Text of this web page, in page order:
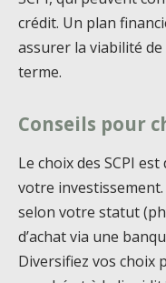
crédit. Un plan
assurer la viabilité
terme.
Conseils pour
Le choix des SCPI
votre investissement.
selon votre statut
d’achat via une
Diversifiez vos choix